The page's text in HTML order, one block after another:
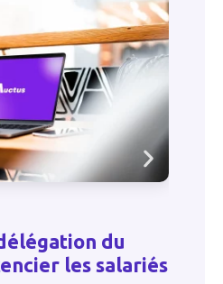
du
les salariés